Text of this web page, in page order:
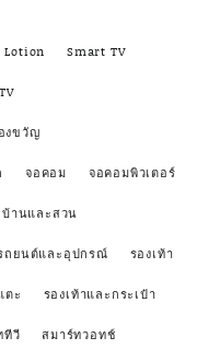
Lotion Smart TV
TV
งขวัญ
จอคอม จอคอมพิวเตอร์
บ้านและสวน
ถยนต์และอุปกรณ์ รองเท้า
ตะ รองเท้าและกระเป๋า
ทีวี สมาร์ทวอทช์